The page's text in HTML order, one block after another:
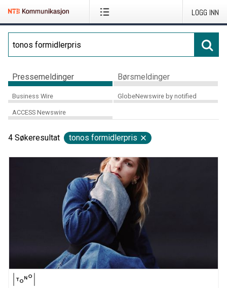
LOGG INN
Pressemeldinger Børsmeldinger
Business Wire GlobeNewswire by notified
ACCESS Newswire
4 Søkeresultat tonos formidlerpris